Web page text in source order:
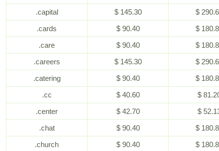
.capital
$ 145.30
$
.cards
$ 90.40
$
.care
$ 90.40
$
.careers
$ 145.30
$
.catering
$ 90.40
$
.cc
$ 40.60
$
.center
$ 42.70
$
.chat
$ 90.40
$
.church
$ 90.40
$